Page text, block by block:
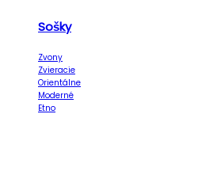
Sošky
Zvony
Zvieracie
Orientálne
Moderné
Etno